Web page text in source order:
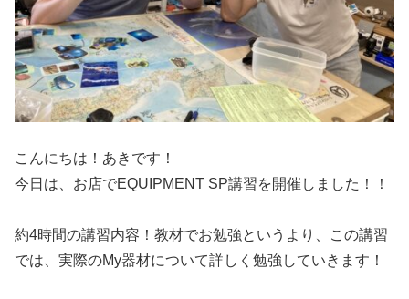
こんにちは！あきです！
今日は、お店でEQUIPMENT SP講習を開催しました！！
約4時間の講習内容！教材でお勉強というより、この講習
では、実際のMy器材について詳しく勉強していきます！